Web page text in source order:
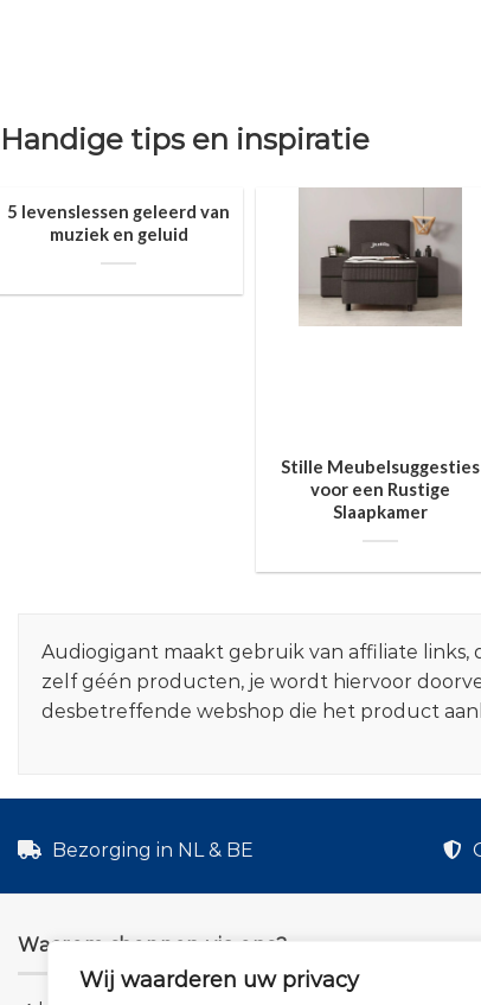
Wij waarderen uw privacy
Handige tips en inspiratie
5 levenslessen geleerd van
muziek en geluid
Stille Meubelsuggesties
voor een Rustige
Slaapkamer
Audiogigant maakt gebruik van affiliate
zelf géén producten, je wordt hiervoor
desbetreffende webshop die het product
Bezorging in NL & BE
Waarom shoppen via ons?